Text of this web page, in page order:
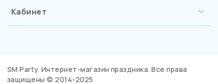
Кабинет
SM Party. Интернет-магазин праздника. Все права
защищены © 2014-2025